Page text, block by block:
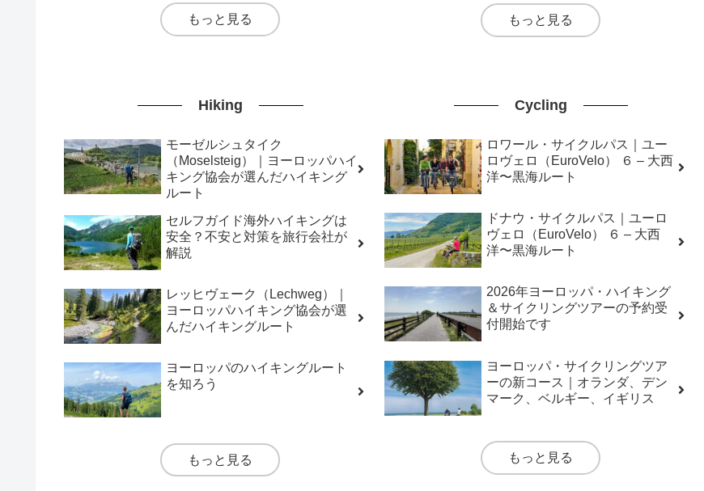
もっと見る もっと見る
Hiking
モーゼルシュタイク
（Moselsteig）｜ヨーロッパハイ
キング協会が選んだハイキング
ルート
セルフガイド海外ハイキングは
安全？不安と対策を旅行会社が
解説
レッヒヴェーク（Lechweg）｜
ヨーロッパハイキング協会が選
んだハイキングルート
ヨーロッパのハイキングルート
を知ろう
もっと見る
Cycling
ロワール・サイクルパス｜ユー
ロヴェロ（EuroVelo） ６ – 大西
洋〜黒海ルート
ドナウ・サイクルパス｜ユーロ
ヴェロ（EuroVelo） ６ – 大西
洋〜黒海ルート
2026年ヨーロッパ・ハイキング
＆サイクリングツアーの予約受
付開始です
ヨーロッパ・サイクリングツア
ーの新コース｜オランダ、デン
マーク、ベルギー、イギリス
もっと見る